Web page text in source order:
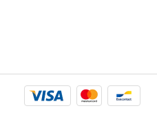
Visa
logo
Mastercard
logo
logo